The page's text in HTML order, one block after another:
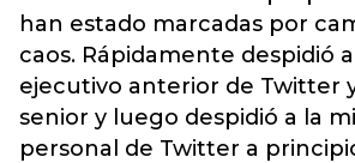
han estado marcadas por
caos. Rápidamente despidió
ejecutivo anterior de Twitter
senior y luego despidió a la
personal de Twitter a